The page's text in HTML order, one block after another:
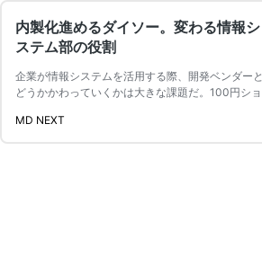
内製化進めるダイソー。変わる情報シ
ステム部の役割
企業が情報システムを活用する際、開発ベンダーと
どうかかわっていくかは大きな課題だ。100円ショ
MD NEXT